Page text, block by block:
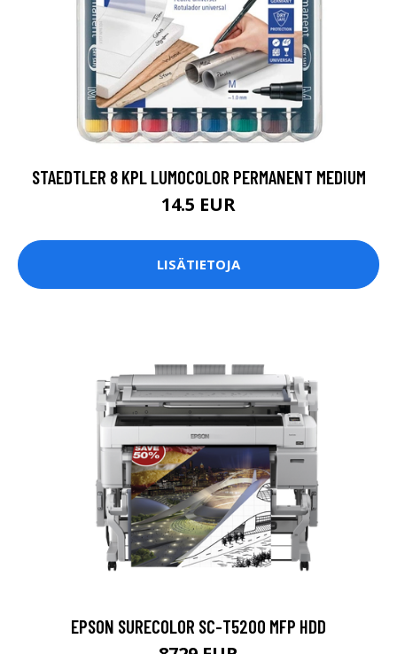
STAEDTLER 8 KPL LUMOCOLOR PERMANENT MEDIUM
14.5 EUR
LISÄTIETOJA
EPSON SURECOLOR SC-T5200 MFP HDD